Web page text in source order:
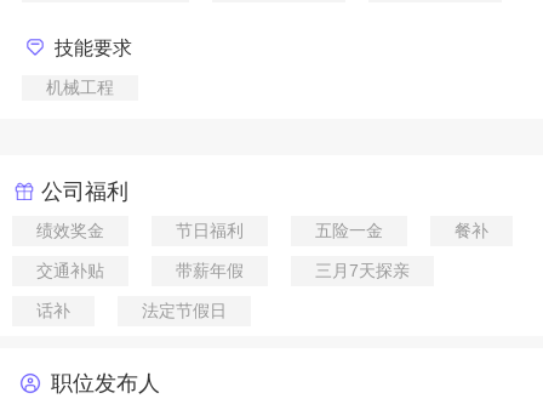
技能要求
机械工程
公司福利
绩效奖金 节日福利 五险一金 餐补
交通补贴 带薪年假 三月7天探亲
话补 法定节假日
职位发布人